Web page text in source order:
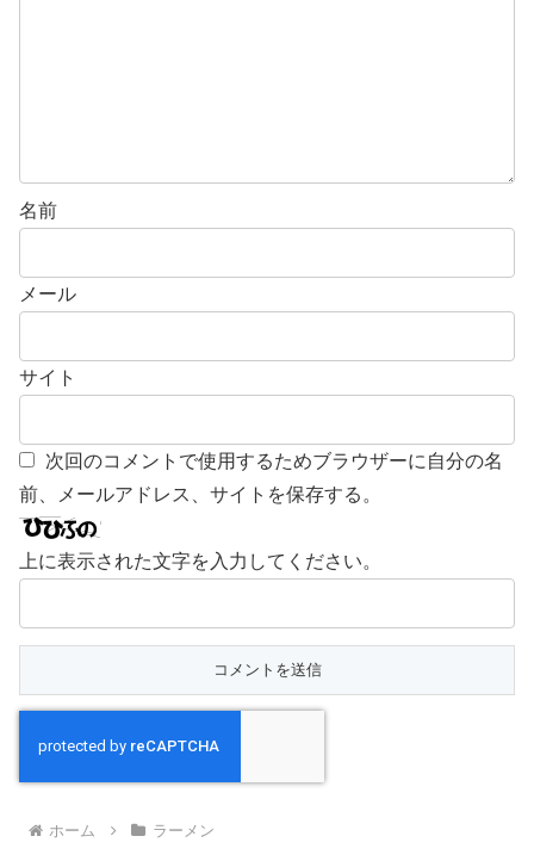
名前
メール
サイト
次回のコメントで使用するためブラウザーに自分の名
前、メールアドレス、サイトを保存する。
上に表示された文字を入力してください。
ホーム ラーメン